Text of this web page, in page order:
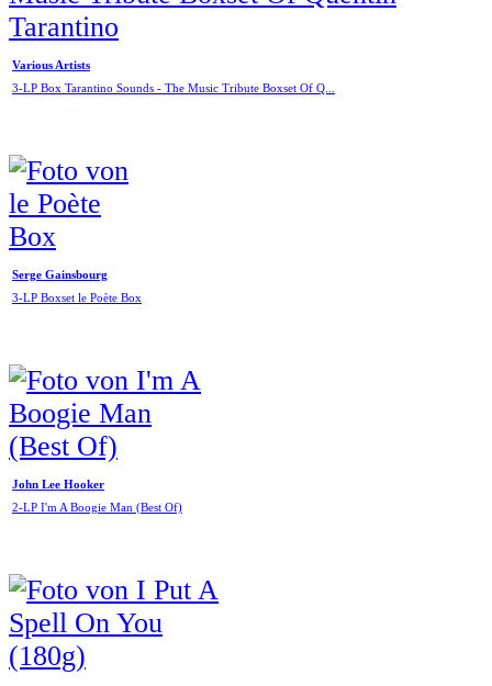
Various Artists
3-LP Box Tarantino Sounds - The Music Tribute Boxset Of Q...
Serge Gainsbourg
3-LP Boxset le Poète Box
John Lee Hooker
2-LP I'm A Boogie Man (Best Of)